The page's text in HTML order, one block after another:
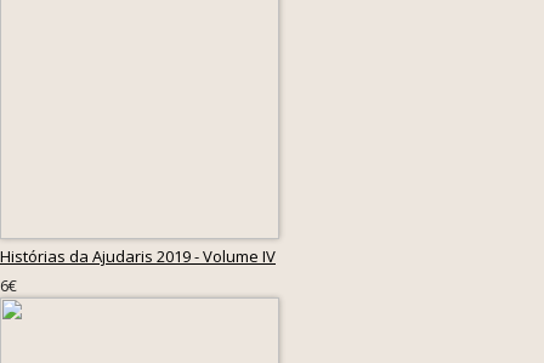
Histórias da Ajudaris 2019 - Volume IV
6€